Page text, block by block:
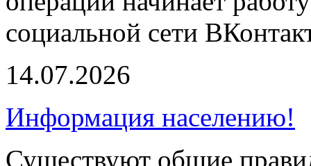
социальной сети
14.07.2026
Информация населению!
Существуют общие